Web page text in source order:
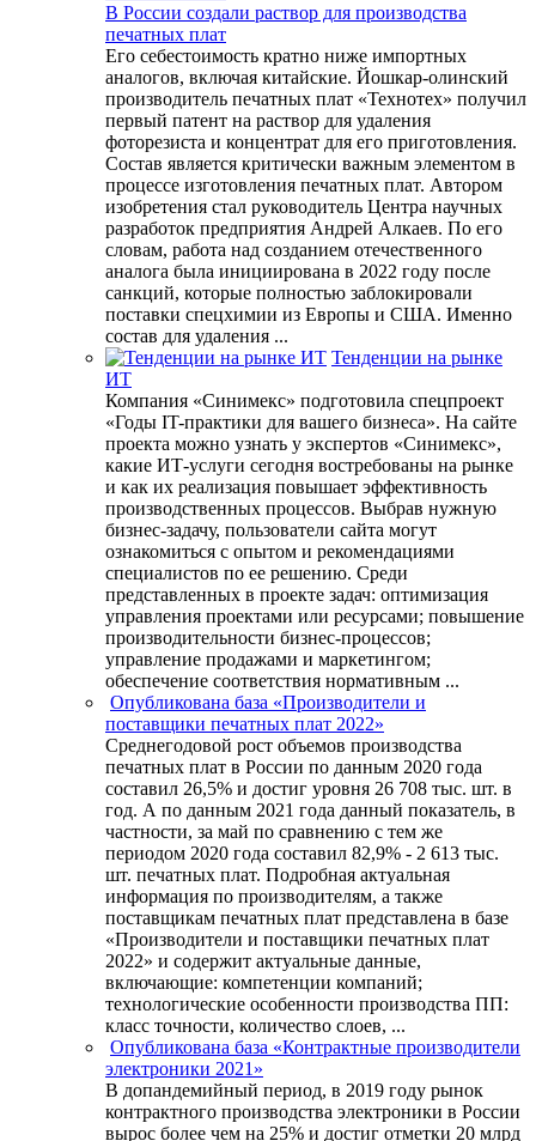
В России создали раствор для производства
печатных плат
Его себестоимость кратно ниже импортных
аналогов, включая китайские. Йошкар-олинский
производитель печатных плат «Технотех» получил
первый патент на раствор для удаления
фоторезиста и концентрат для его приготовления.
Состав является критически важным элементом в
процессе изготовления печатных плат. Автором
изобретения стал руководитель Центра научных
разработок предприятия Андрей Алкаев. По его
словам, работа над созданием отечественного
аналога была инициирована в 2022 году после
санкций, которые полностью заблокировали
поставки спецхимии из Европы и США. Именно
состав для удаления ...
Тенденции на рынке
ИТ
Компания «Синимекс» подготовила спецпроект
«Годы IT-практики для вашего бизнеса». На сайте
проекта можно узнать у экспертов «Синимекс»,
какие ИТ-услуги сегодня востребованы на рынке
и как их реализация повышает эффективность
производственных процессов. Выбрав нужную
бизнес-задачу, пользователи сайта могут
ознакомиться с опытом и рекомендациями
специалистов по ее решению. Среди
представленных в проекте задач: оптимизация
управления проектами или ресурсами; повышение
производительности бизнес-процессов;
управление продажами и маркетингом;
обеспечение соответствия нормативным ...
Опубликована база «Производители и
поставщики печатных плат 2022»
Среднегодовой рост объемов производства
печатных плат в России по данным 2020 года
составил 26,5% и достиг уровня 26 708 тыс. шт. в
год. А по данным 2021 года данный показатель, в
частности, за май по сравнению с тем же
периодом 2020 года составил 82,9% - 2 613 тыс.
шт. печатных плат. Подробная актуальная
информация по производителям, а также
поставщикам печатных плат представлена в базе
«Производители и поставщики печатных плат
2022» и содержит актуальные данные,
включающие: компетенции компаний;
технологические особенности производства ПП:
класс точности, количество слоев, ...
Опубликована база «Контрактные производители
электроники 2021»
В допандемийный период, в 2019 году рынок
контрактного производства электроники в России
вырос более чем на 25% и достиг отметки 20 млрд